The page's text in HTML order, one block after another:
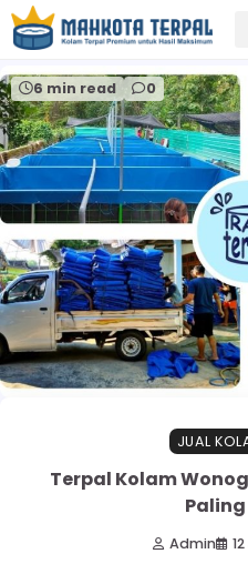
Home pusat terpal berkualitas
6 min read 0
JUAL
Terpal Kolam
Admin